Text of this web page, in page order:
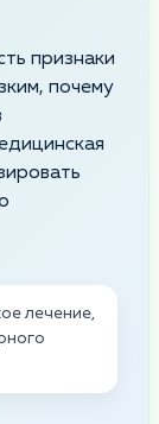
признаки
почему
лечение,